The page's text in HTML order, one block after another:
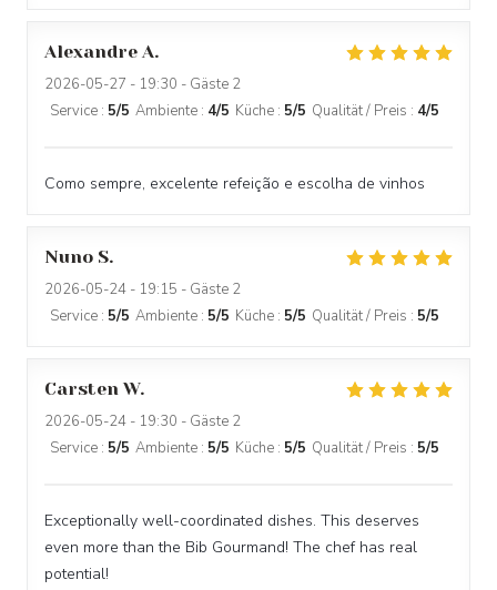
Alexandre A
2026-05-27 - 19:30 - Gäste 2
Service : 5/5 Ambiente : 4/5 Küche : 5/5 Qualität / Preis : 4/5
Como sempre, excelente refeição e escolha de vinhos
Nuno S
2026-05-24 - 19:15 - Gäste 2
Service : 5/5 Ambiente : 5/5 Küche : 5/5 Qualität / Preis : 5/5
Carsten W
2026-05-24 - 19:30 - Gäste 2
Service : 5/5 Ambiente : 5/5 Küche : 5/5 Qualität / Preis : 5/5
Exceptionally well-coordinated dishes. This deserves
even more than the Bib Gourmand! The chef has real
potential!